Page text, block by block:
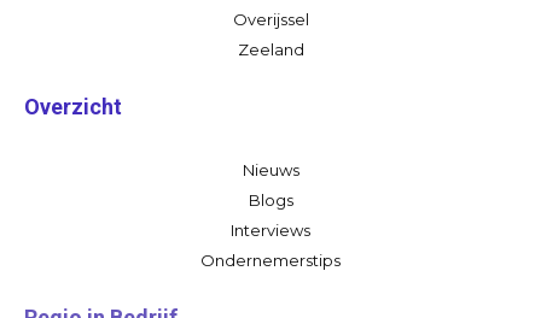
Overijssel
Zeeland
Overzicht
Nieuws
Blogs
Interviews
Ondernemerstips